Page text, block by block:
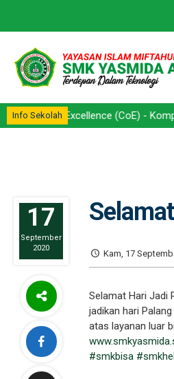
Info Sekolah
of Excellence (CoE) -
17
September
2020
Kam, 17
Selamat Hari Jadi
jadikan hari
atas layanan luar
#smkbisa